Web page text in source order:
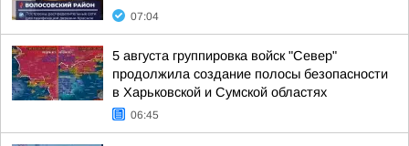
07:04
5 августа группировка войск "Север"
продолжила создание полосы безопасности
в Харьковской и Сумской областях
06:45